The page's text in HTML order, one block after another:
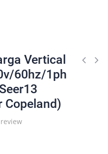
Vertical
60hz/1ph
Copeland)